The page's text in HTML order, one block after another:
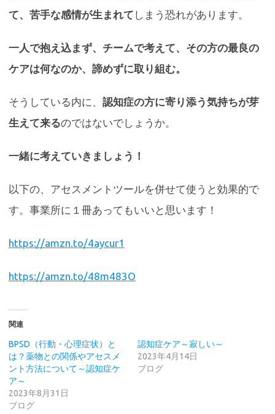
て、苦手な感情が生まれて しまう恐れがあります。
一人で抱え込まず、チームで考えて、その方の最良の
ケアは何なのか、諦めずに取り組む。
そうしている内に、 認知症の方に寄り添う気持ちが芽
生えて来るのではないでしょうか。
一緒に考えていきましょう！
以下の、アセスメントツールを併せて使うと効果的で
す。事業所に１冊あってもいいと思います！
https://amzn.to/4aycur1
https://amzn.to/48m483O
関連
BPSD（行動・心理症状）と
は？薬物との関係やアセスメ
ント方法について～認知症ケ
ア～
2023年8月31日
ブログ
認知症ケア～寂しい～
2023年4月14日
ブログ